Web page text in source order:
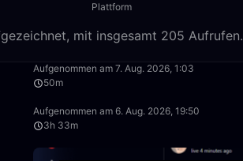
Plattform
mit insgesamt 205 Aufrufen.
Aufgenommen am 7. Aug. 2026, 1:03
50m
Aufgenommen am 6. Aug. 2026, 19:50
3h 33m